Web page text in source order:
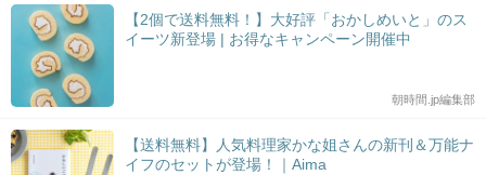
【2個で送料無料！】大好評「おかしめいと」のス
イーツ新登場 | お得なキャンペーン開催中
朝時間.jp編集部
【送料無料】人気料理家かな姐さんの新刊＆万能ナ
イフのセットが登場！｜Aima